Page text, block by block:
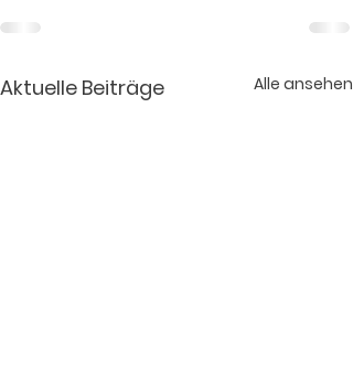
Aktuelle Beiträge Alle ansehen